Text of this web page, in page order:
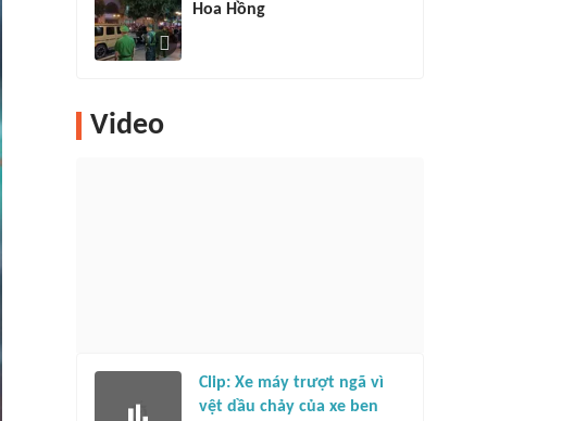
Hoa Hồng
Video
Clip: Xe máy trượt ngã vì
vệt dầu chảy của xe ben